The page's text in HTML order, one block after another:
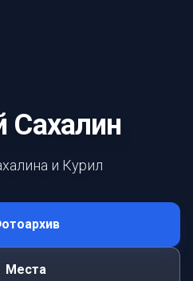
Сахалин
и Курил
Места